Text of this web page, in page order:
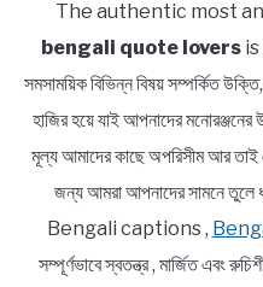
The authentic most
bengali quote loversis
সমসাময়িক বিভিন্ন বিষয় সম্পর্কিত
হাজির হয়ে যাই আপনাদের
মূল্য আমাদের কাছে অপরিসীম আর তাই
জন্য আমরা আপনাদের সামনে
Bengali captions ,
সম্পূর্ণভাবে স্বতন্ত্র , মার্জিত এবং